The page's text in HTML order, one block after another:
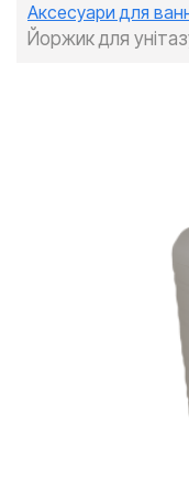
Аксесуари для
Йоржик для